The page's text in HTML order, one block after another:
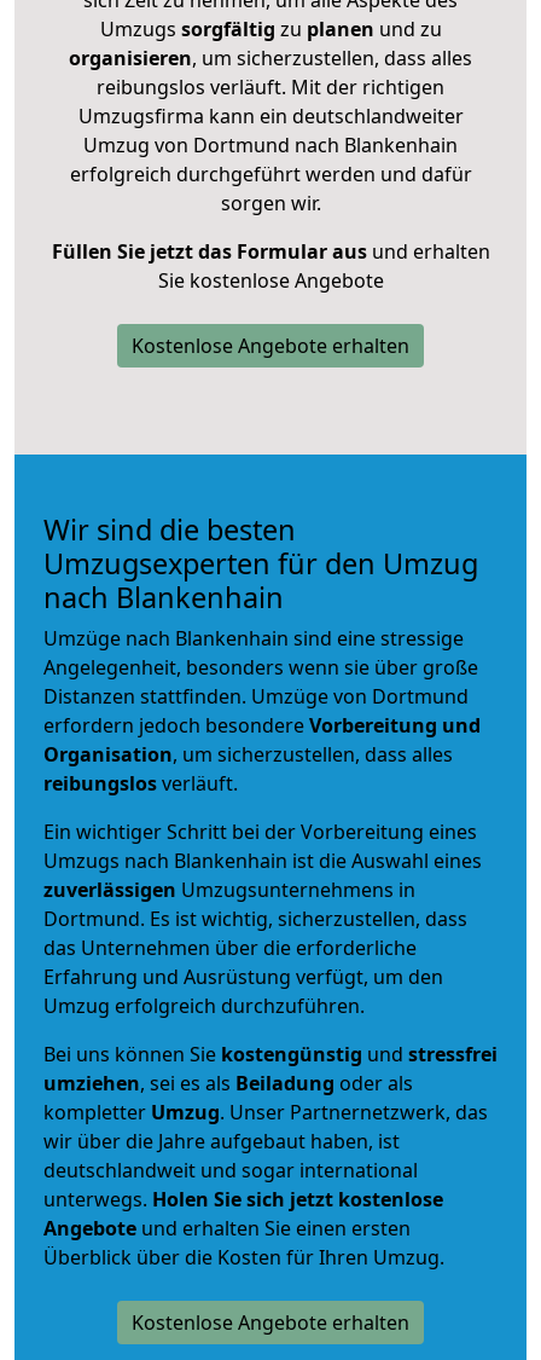
Umzugs sorgfältig zu planen und zu
organisieren, um sicherzustellen, dass alles
reibungslos verläuft. Mit der richtigen
Umzugsfirma kann ein deutschlandweiter
Umzug von Dortmund nach Blankenhain
erfolgreich durchgeführt werden und dafür
sorgen wir.
Füllen Sie jetzt das Formular ausund erhalten
Sie kostenlose Angebote
Kostenlose Angebote erhalten
Wir sind die besten
Umzugsexperten für den Umzug
nach Blankenhain
Umzüge nach Blankenhain sind eine stressige
Angelegenheit, besonders wenn sie über große
Distanzen stattfinden. Umzüge von Dortmund
erfordern jedoch besondereVorbereitung und
Organisation, um sicherzustellen, dass alles
reibungslosverläuft.
Ein wichtiger Schritt bei der Vorbereitung eines
Umzugs nach Blankenhain ist die Auswahl eines
zuverlässigen Umzugsunternehmens in
Dortmund. Es ist wichtig, sicherzustellen, dass
das Unternehmen über die erforderliche
Erfahrung und Ausrüstung verfügt, um den
Umzug erfolgreich durchzuführen.
Bei uns können Sie kostengünstig und stressfrei
umziehen, sei es als Beiladung oder als
kompletter Umzug. Unser Partnernetzwerk, das
wir über die Jahre aufgebaut haben, ist
deutschlandweit und sogar international
unterwegs. Holen Sie sich jetzt kostenlose
Angebote und erhalten Sie einen ersten
Überblick über die Kosten für Ihren Umzug.
Kostenlose Angebote erhalten